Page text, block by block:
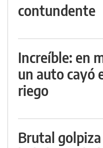
contundente
Increíble: en
un auto cayó
riego
Brutal